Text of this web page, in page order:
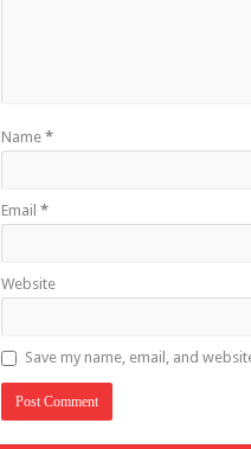
Name *
Email *
Website
Save my name, email, and